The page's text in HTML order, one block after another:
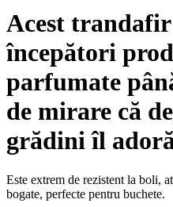
Acest
începători
parfumate
de mirare că
grădini îl
Este extrem de rezistent la boli,
bogate, perfecte pentru buchete.